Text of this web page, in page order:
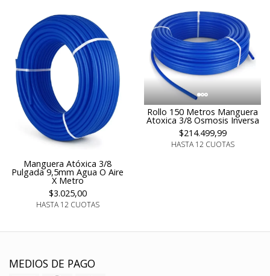
Manguera Atóxica 3/8
Pulgada 9,5mm Agua O Aire
X Metro
$3.025,00
HASTA 12 CUOTAS
Rollo 150 Metros Manguera
Atoxica 3/8 Osmosis Inversa
$214.499,99
HASTA 12 CUOTAS
MEDIOS DE PAGO